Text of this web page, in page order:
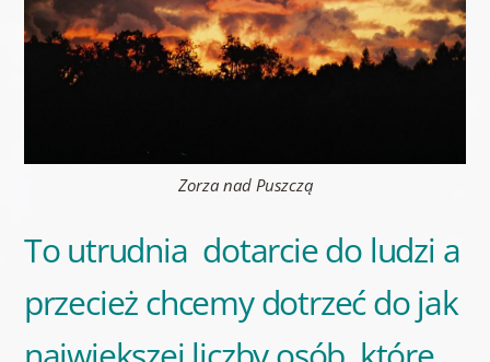
Zorza nad Puszczą
To utrudnia dotarcie do ludzi a
przecież chcemy dotrzeć do jak